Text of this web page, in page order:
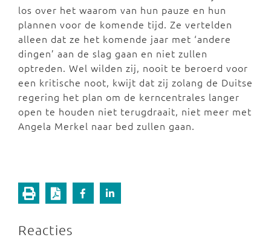
los over het waarom van hun pauze en hun
plannen voor de komende tijd. Ze vertelden
alleen dat ze het komende jaar met ‘andere
dingen’ aan de slag gaan en niet zullen
optreden. Wel wilden zij, nooit te beroerd voor
een kritische noot, kwijt dat zij zolang de Duitse
regering het plan om de kerncentrales langer
open te houden niet terugdraait, niet meer met
Angela Merkel naar bed zullen gaan.
Reacties